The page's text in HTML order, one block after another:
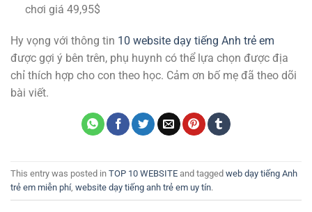
chơi giá 49,95$
Hy vọng với thông tin 10 website dạy tiếng Anh trẻ em
được gợi ý bên trên, phụ huynh có thể lựa chọn được địa
chỉ thích hợp cho con theo học. Cảm ơn bố mẹ đã theo dõi
bài viết.
This entry was posted in TOP 10 WEBSITE and tagged web dạy tiếng Anh
trẻ em miễn phí, website dạy tiếng anh trẻ em uy tín.